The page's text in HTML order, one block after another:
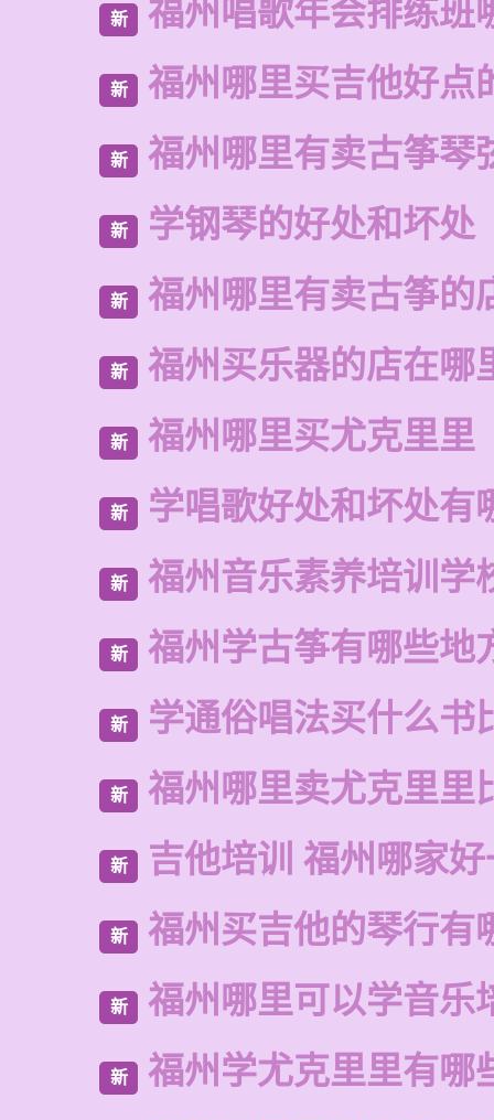
新 福州唱歌年会排练班
新 福州哪里买吉他好点
新 福州哪里有卖古筝琴
新 学钢琴的好处和坏处
新 福州哪里有卖古筝的
新 福州买乐器的店在哪
新 福州哪里买尤克里里
新 学唱歌好处和坏处有
新 福州音乐素养培训学
新 福州学古筝有哪些地
新 学通俗唱法买什么书
新 福州哪里卖尤克里里
新 吉他培训 福州哪家
新 福州买吉他的琴行有
新 福州哪里可以学音乐
新 福州学尤克里里有哪